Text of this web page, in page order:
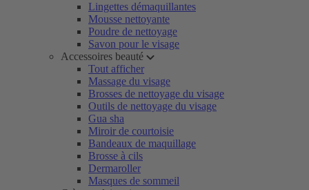
Lingettes démaquillantes
Mousse nettoyante
Poudre de nettoyage
Savon pour le visage
Accessoires beauté
Tout afficher
Massage du visage
Brosses de nettoyage du visage
Outils de nettoyage du visage
Gua sha
Miroir de courtoisie
Bandeaux de maquillage
Brosse à cils
Dermaroller
Masques de sommeil